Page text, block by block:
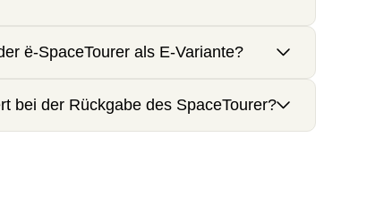
ë-SpaceTourer als E-Variante?
bei der Rückgabe des SpaceTourer?